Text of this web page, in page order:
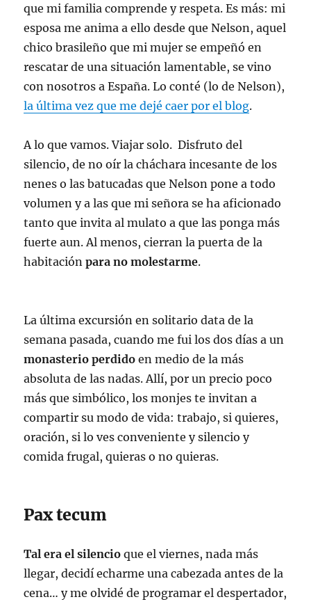
que mi familia comprende y respeta. Es más: mi
esposa me anima a ello desde que Nelson, aquel
chico brasileño que mi mujer se empeñó en
rescatar de una situación lamentable, se vino
con nosotros a España. Lo conté (lo de Nelson),
la última vez que me dejé caer por el blog.
A lo que vamos. Viajar solo. Disfruto del
silencio, de no oír la cháchara incesante de los
nenes o las batucadas que Nelson pone a todo
volumen y a las que mi señora se ha aficionado
tanto que invita al mulato a que las ponga más
fuerte aun. Al menos, cierran la puerta de la
habitación para no molestarme.
La última excursión en solitario data de la
semana pasada, cuando me fui los dos días a un
monasterio perdido en medio de la más
absoluta de las nadas. Allí, por un precio poco
más que simbólico, los monjes te invitan a
compartir su modo de vida: trabajo, si quieres,
oración, si lo ves conveniente y silencio y
comida frugal, quieras o no quieras.
Pax tecum
Tal era el silencio que el viernes, nada más
llegar, decidí echarme una cabezada antes de la
cena… y me olvidé de programar el despertador,